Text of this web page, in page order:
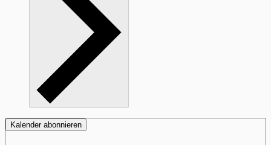
Kalender abonnieren